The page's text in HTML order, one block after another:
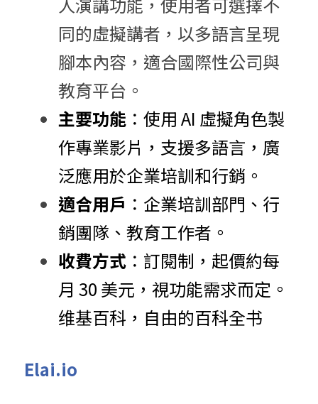
同的虛擬講者，以多語言呈現
腳本內容，適合國際性公司與
教育平台。
主要功能 ：​使用 AI 虛擬角色製
作專業影片，支援多語言，廣
泛應用於企業培訓和行銷。​
適合用戶 ：​企業培訓部門、行
銷團隊、教育工作者。​
收費方式 ：​訂閱制，起價約每
月 30 美元，視功能需求而定。​
维基百科，自由的百科全书
Elai.io